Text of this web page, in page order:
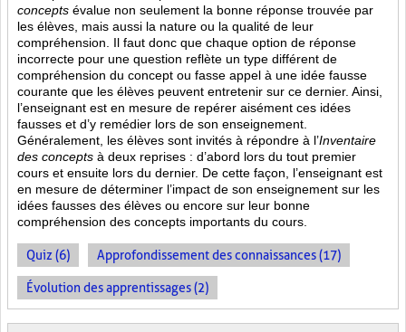
concepts évalue non seulement la bonne réponse trouvée par
les élèves, mais aussi la nature ou la qualité de leur
compréhension. Il faut donc que chaque option de réponse
incorrecte pour une question reflète un type différent de
compréhension du concept ou fasse appel à une idée fausse
courante que les élèves peuvent entretenir sur ce dernier. Ainsi,
l’enseignant est en mesure de repérer aisément ces idées
fausses et d’y remédier lors de son enseignement.
Généralement, les élèves sont invités à répondre à l’Inventaire
des concepts à deux reprises : d’abord lors du tout premier
cours et ensuite lors du dernier. De cette façon, l’enseignant est
en mesure de déterminer l’impact de son enseignement sur les
idées fausses des élèves ou encore sur leur bonne
compréhension des concepts importants du cours.
Quiz (6) Approfondissement des connaissances (17)
Évolution des apprentissages (2)